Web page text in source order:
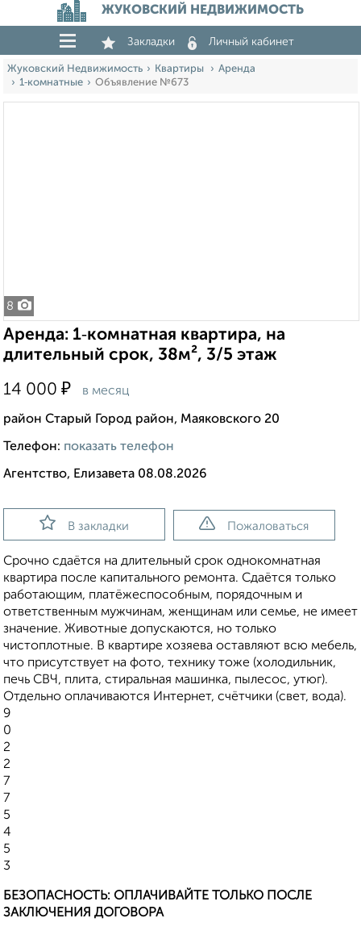
ЖУКОВСКИЙ НЕДВИЖИМОСТЬ
Закладки Личный кабинет
Жуковский Недвижимость Квартиры
Аренда
1‑комнатные
Объявление №673
8
Аренда: 1‑комнатная квартира, на
длительный срок, 38м², 3/5 этаж
14 000 ₽ в месяц
район Старый Город район, Маяковского 20
Телефон: показать телефон
Агентство, Елизавета 08.08.2026
В закладки Пожаловаться
Срочно сдаётся на длительный срок однокомнатная
квартира после капитального ремонта. Сдаётся только
работающим, платёжеспособным, порядочным и
ответственным мужчинам, женщинам или семье, не имеет
значение. Животные допускаются, но только
чистоплотные. В квартире хозяева оставляют всю мебель,
что присутствует на фото, технику тоже (холодильник,
печь СВЧ, плита, стиральная машинка, пылесос, утюг).
Отдельно оплачиваются Интернет, счётчики (свет, вода).
9
0
2
2
7
7
5
4
5
3
БЕЗОПАСНОСТЬ: ОПЛАЧИВАЙТЕ ТОЛЬКО ПОСЛЕ
ЗАКЛЮЧЕНИЯ ДОГОВОРА